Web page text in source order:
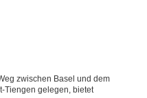
zwischen Basel und dem
Tiengen gelegen, bietet